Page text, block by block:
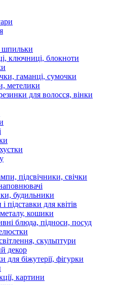
ключниці, блокноти
гаманці, сумочки
метелики
для волосся, вінки
підсвічники, свічки
будильники
підставки для квітів
металу, кошики
блюда, підноси, посуд
скульптури
декор
для біжутерії, фігурки
картини